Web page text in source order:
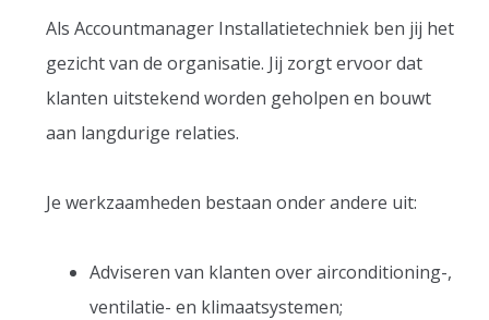
Als Accountmanager Installatietechniek ben jij het
gezicht van de organisatie. Jij zorgt ervoor dat
klanten uitstekend worden geholpen en bouwt
aan langdurige relaties.
Je werkzaamheden bestaan onder andere uit:
Adviseren van klanten over airconditioning-,
ventilatie- en klimaatsystemen;